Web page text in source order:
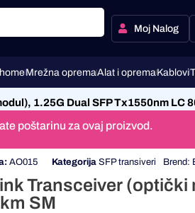
Moj Nalog
Mrežna opremaAlat i opremaKablovi
1.25G Dual SFP Tx1550nm LC
poštarinu za ovaj proizvod.
AO015 Kategorija SFP transiveri Brend:
Transceiver (optički
SM